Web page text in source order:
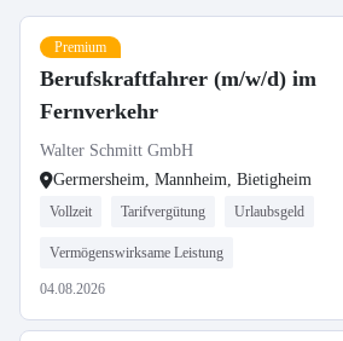
Premium
Berufskraftfahrer (m/w/d) im
Fernverkehr
Walter Schmitt GmbH
Germersheim, Mannheim, Bietigheim
Vollzeit Tarifvergütung Urlaubsgeld
Vermögenswirksame Leistung
04.08.2026